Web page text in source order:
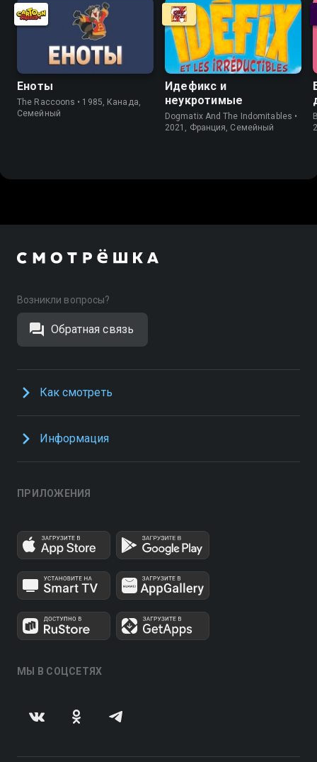
Еноты
The Raccoons • 1985, Канада,
Cемейный
Идефикс и
неукротимые
Dogmatix And The Indomitables •
2021, Франция, Cемейный
Возникли вопросы?
Обратная связь
Как смотреть
Информация
ПРИЛОЖЕНИЯ
МЫ В СОЦСЕТЯХ